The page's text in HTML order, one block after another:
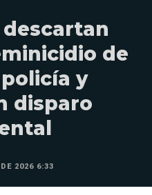
descartan
de
y
disparo
2026 6:33